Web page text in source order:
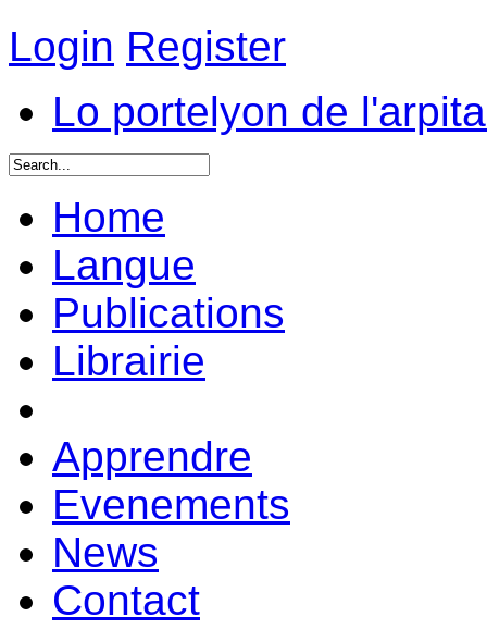
Login Register
Lo portelyon de
Home
Langue
Publications
Librairie
Apprendre
Evenements
News
Contact